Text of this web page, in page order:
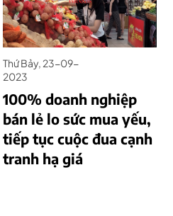
Thứ Bảy, 23-09-
2023
100% doanh nghiệp
bán lẻ lo sức mua yếu,
tiếp tục cuộc đua cạnh
tranh hạ giá